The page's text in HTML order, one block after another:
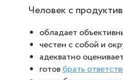
Человек с
обладает
честен с собой и
адекватно
готовбрать